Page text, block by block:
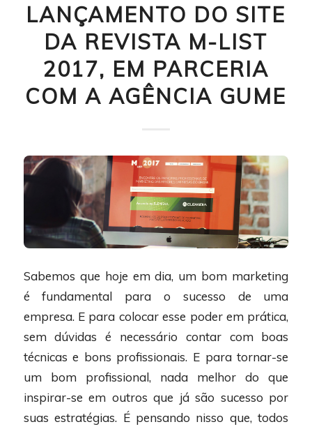
LANÇAMENTO DO SITE
DA REVISTA M-LIST
2017, EM PARCERIA
COM A AGÊNCIA GUME
Sabemos que hoje em dia, um bom marketing
é fundamental para o sucesso de uma
empresa. E para colocar esse poder em prática,
sem dúvidas é necessário contar com boas
técnicas e bons profissionais. E para tornar-se
um bom profissional, nada melhor do que
inspirar-se em outros que já são sucesso por
suas estratégias. É pensando nisso que, todos